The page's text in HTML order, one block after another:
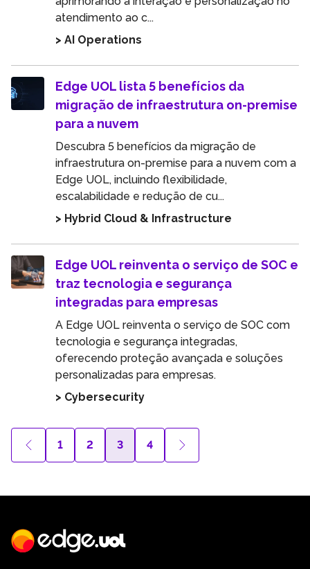
atendimento ao c...
> AI Operations
Edge UOL lista 5 benefícios da
migração de infraestrutura on-premise
para a nuvem
Descubra 5 benefícios da migração de
infraestrutura on-premise para a nuvem com a
Edge UOL, incluindo flexibilidade,
escalabilidade e redução de cu...
> Hybrid Cloud & Infrastructure
Edge UOL reinventa o serviço de SOC e
traz tecnologia e segurança
integradas para empresas
A Edge UOL reinventa o serviço de SOC com
tecnologia e segurança integradas,
oferecendo proteção avançada e soluções
personalizadas para empresas.
> Cybersecurity
1 2 3 4